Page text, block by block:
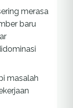
merasa
baru
masalah